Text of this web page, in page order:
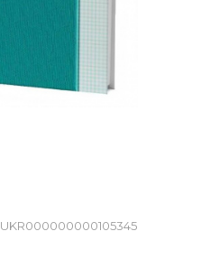
UKR000000000105345